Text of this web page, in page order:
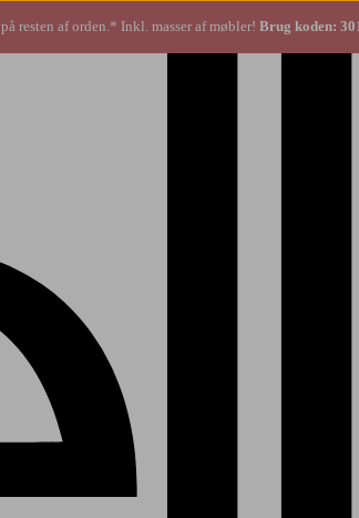
på resten af orden.* Inkl. masser af møbler! Brug koden: